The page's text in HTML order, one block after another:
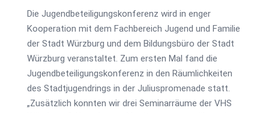
Die Jugendbeteiligungskonferenz wird in enger
Kooperation mit dem Fachbereich Jugend und Familie
der Stadt Würzburg und dem Bildungsbüro der Stadt
Würzburg veranstaltet. Zum ersten Mal fand die
Jugendbeteiligungskonferenz in den Räumlichkeiten
des Stadtjugendrings in der Juliuspromenade statt.
„Zusätzlich konnten wir drei Seminarräume der VHS